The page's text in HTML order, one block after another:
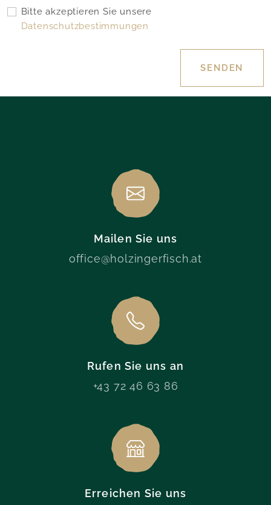
Bitte akzeptieren Sie unsere
Datenschutzbestimmungen
SENDEN
Mailen Sie uns
office@holzingerfisch.at
Rufen Sie uns an
+43 72 46 63 86
Erreichen Sie uns